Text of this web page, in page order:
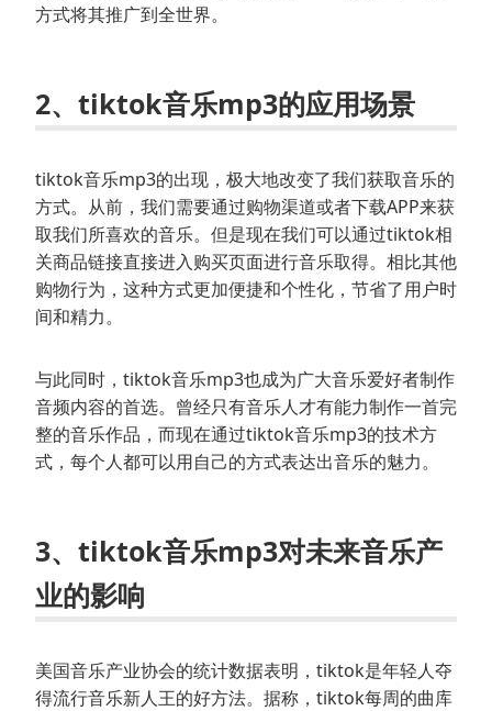
方式将其推广到全世界。
2、tiktok音乐mp3的应用场景
tiktok音乐mp3的出现，极大地改变了我们获取音乐的
方式。从前，我们需要通过购物渠道或者下载APP来获
取我们所喜欢的音乐。但是现在我们可以通过tiktok相
关商品链接直接进入购买页面进行音乐取得。相比其他
购物行为，这种方式更加便捷和个性化，节省了用户时
间和精力。
与此同时，tiktok音乐mp3也成为广大音乐爱好者制作
音频内容的首选。曾经只有音乐人才有能力制作一首完
整的音乐作品，而现在通过tiktok音乐mp3的技术方
式，每个人都可以用自己的方式表达出音乐的魅力。
3、tiktok音乐mp3对未来音乐产
业的影响
美国音乐产业协会的统计数据表明，tiktok是年轻人夺
得流行音乐新人王的好方法。据称，tiktok每周的曲库